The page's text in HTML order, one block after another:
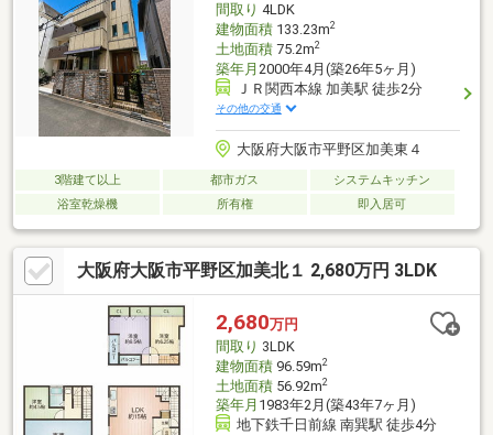
間取り 4LDK
建物面積133.23m2
土地面積75.2m2
築年月 2000年4月(築26年5ヶ月)
ＪＲ関西本線 加美駅 徒歩2分
その他の交通
大阪府大阪市平野区加美東４
3階建て以上 都市ガス
システムキッチン
浴室乾燥機
所有権 即入居可
大阪府大阪市平野区加美北１ 2,680万円 3LDK
2,680万円
間取り 3LDK
建物面積96.59m2
土地面積56.92m2
築年月 1983年2月(築43年7ヶ月)
地下鉄千日前線 南巽駅 徒歩4分